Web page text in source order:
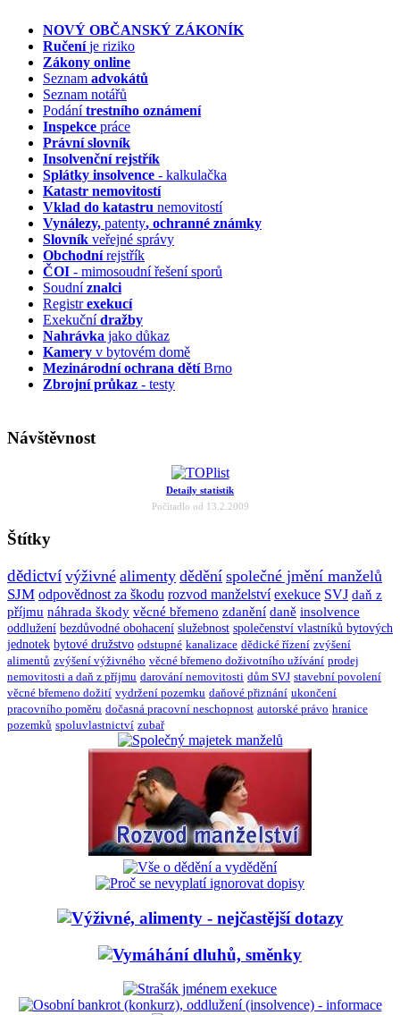
NOVÝ OBČANSKÝ ZÁKONÍK
Ručeníje riziko
Zákony online
Seznam advokátů
Seznam notářů
Podánítrestního oznámení
Inspekce práce
Právní slovník
Insolvenčnírejstřík
Splátky insolvence - kalkulačka
Katastr nemovitostí
Vklad do katastru nemovitostí
Vynálezy, patenty, ochranné známky
Slovník veřejné správy
Obchodnírejstřík
ČOI - mimosoudní řešení sporů
Soudníznalci
Registrexekucí
Exekučnídražby
Nahrávka jako důkaz
Kamery v bytovém domě
Mezinárodní ochrana dětíBrno
Zbrojní průkaz - testy
Návštěvnost
Detaily statistik
Počítadlo od 13.2.2009
Štítky
dědictví výživné alimenty dědění společné jmění manželů
SJM odpovědnost za škodu rozvod manželství exekuce SVJ daň z
příjmu náhrada škody věcné břemeno zdanění daně insolvence
oddlužení bezdůvodné obohacení služebnost společenství vlastníků bytových
jednotek bytové družstvo odstupné kanalizace dědické řízení zvýšení
alimentů zvýšení výživného věcné břemeno doživotního užívání prodej
nemovitosti a daň z příjmu darování nemovitosti dům SVJ stavební povolení
věcné břemeno dožití vydržení pozemku daňové přiznání ukončení
pracovního poměru dočasná pracovní neschopnost autorské právo hranice
pozemků spoluvlastnictví zubař